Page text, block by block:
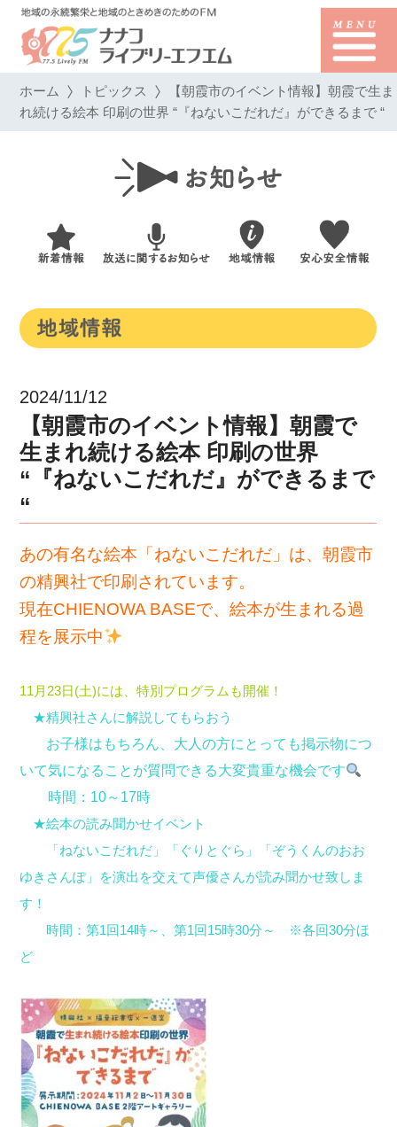
ホーム トピックス 【朝霞市のイベント情報】朝霞で生ま
れ続ける絵本 印刷の世界 “『ねないこだれだ』ができるまで “
2024/11/12
【朝霞市のイベント情報】朝霞で
生まれ続ける絵本 印刷の世界
“『ねないこだれだ』ができるまで
“
あの有名な絵本「ねないこだれだ」は、朝霞市
の精興社で印刷されています。
現在CHIENOWA BASEで、絵本が生まれる過
程を展示中
11月23日(土)には、特別プログラムも開催！
★精興社さんに解説してもらおう
お子様はもちろん、大人の方にとっても掲示物につ
いて気になることが質問できる大変貴重な機会です
時間：10～17時
★絵本の読み聞かせイベント
「ねないこだれだ」「ぐりとぐら」「ぞうくんのおお
ゆきさんぽ」を演出を交えて声優さんが読み聞かせ致しま
す！
時間：第1回14時～、第1回15時30分～ ※各回30分ほ
ど